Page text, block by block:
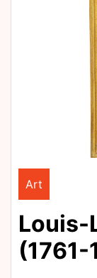
Art
Louis-